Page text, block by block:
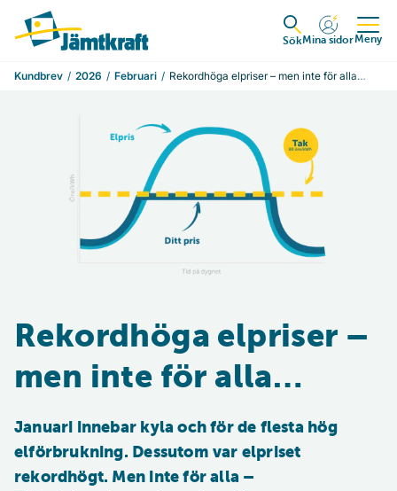
Hoppa till innehåll
Till startsidan
Expandera
SökMina sidorMeny
Kundbrev 2026 Februari Rekordhöga elpriser – men inte för alla…
Rekordhöga elpriser –
men inte för alla…
Januari innebar kyla och för de flesta hög
elförbrukning. Dessutom var elpriset
rekordhögt. Men inte för alla –